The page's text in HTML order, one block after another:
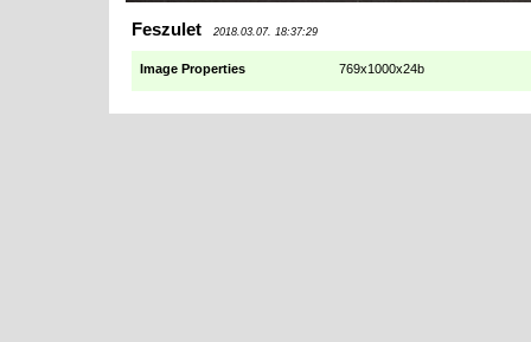
Feszulet 2018.03.07. 18:37:29
Image Properties 769x1000x24b